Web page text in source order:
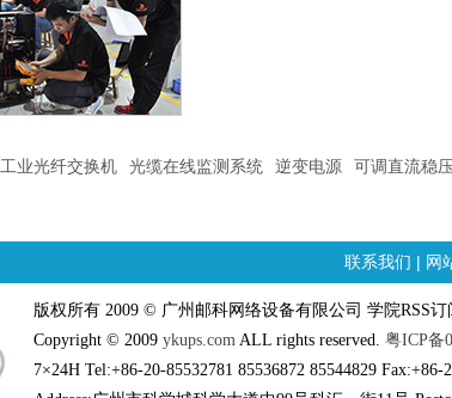
工业光纤交换机 光缆在线监测系统 逆变电源 可调直流稳
联系我们 | 网
版权所有 2009 © 广州邮科网络设备有限公司 学院RSS订
Copyright © 2009 ykups.com ALL rights reserved. 粤ICP备
7×24H Tel:+86-20-85532781 85536872 85544829 Fax:+86-